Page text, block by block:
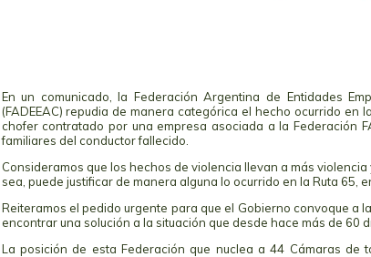
En un comunicado, la Federación Argentina de Entidades
(FADEEAC) repudia de manera categórica el hecho ocurrido en
chofer contratado por una empresa asociada a la Federación
familiares del conductor fallecido.
Consideramos que los hechos de violencia llevan a más
sea, puede justificar de manera alguna lo ocurrido en la Ruta 65,
Reiteramos el pedido urgente para que el Gobierno convoque a
encontrar una solución a la situación que desde hace más de 60
La posición de esta Federación que nuclea a 44 Cámaras de